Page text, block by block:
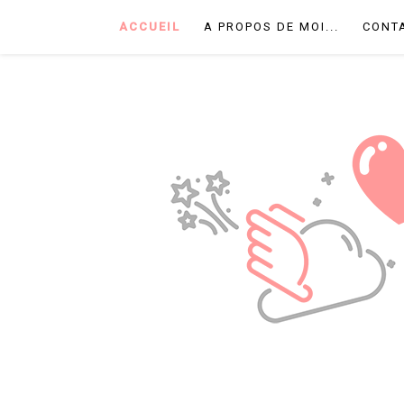
ACCUEIL A PROPOS DE MOI...